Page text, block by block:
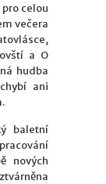
celou
večera
a O
hudba
ani
baletní
nových